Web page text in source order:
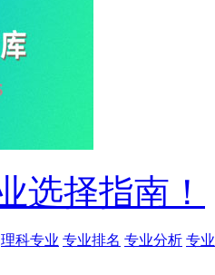
选择指南！
理科专业 专业排名 专业分析 专